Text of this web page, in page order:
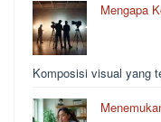
Mengapa
Komposisi visual yang